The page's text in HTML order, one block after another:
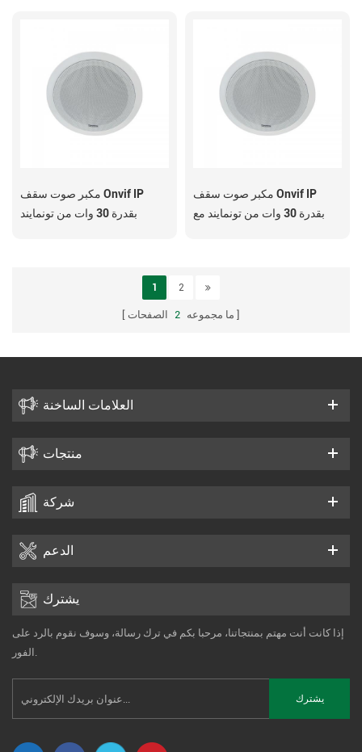
مكبر صوت سقف Onvif IP
بقدرة 30 وات من تونمايند
مكبر صوت سقف Onvif IP
بقدرة 30 وات من تونمايند مع
1 2
ما مجموعه 2 الصفحات
العلامات الساخنة
منتجات
شركة
الدعم
يشترك
إذا كانت أنت مهتم بمنتجاتنا، مرحبا بكم في ترك رسالة، وسوف نقوم بالرد على
الفور.